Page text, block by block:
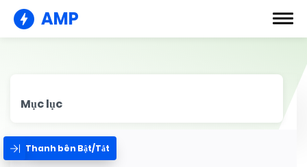
AMP
Mục lục
Thanh bên Bật/Tắt